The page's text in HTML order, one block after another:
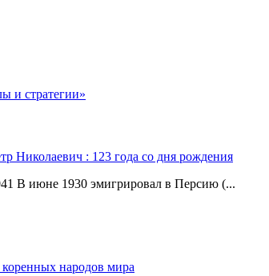
и стратегии»
Николаевич : 123 года со дня рождения
В июне 1930 эмигрировал в Персию (...
народов мира